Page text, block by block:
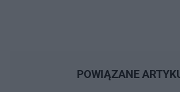
POWIĄZANE